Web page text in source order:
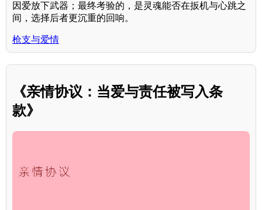
因爱放下武器；最终考验的，是灵魂能否在扳机与心跳之
间，选择后者更沉重的回响。
枪支与爱情
《亲情协议：当爱与责任被写入条
款》